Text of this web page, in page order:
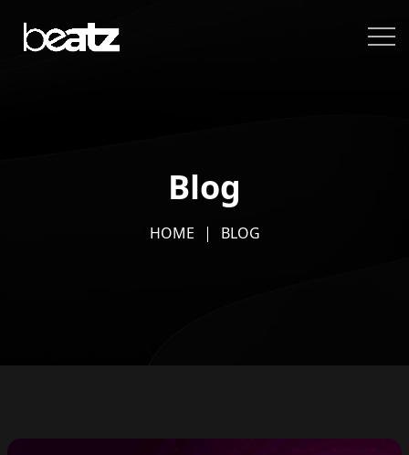
Blog
HOME BLOG